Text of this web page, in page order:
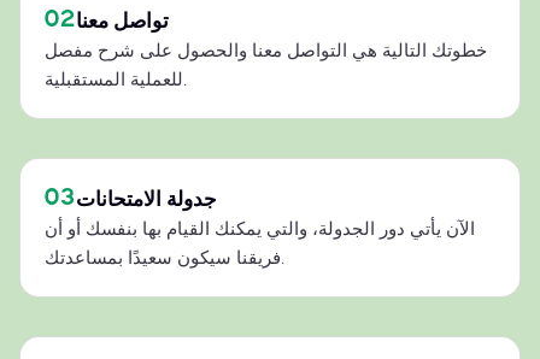
02تواصل معنا
خطوتك التالية هي التواصل معنا والحصول على شرح مفصل
للعملية المستقبلية.
03جدولة الامتحانات
الآن يأتي دور الجدولة، والتي يمكنك القيام بها بنفسك أو أن
فريقنا سيكون سعيدًا بمساعدتك.